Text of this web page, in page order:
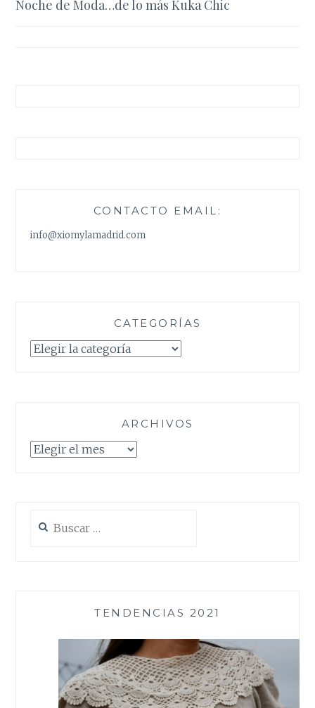
de
Noche de Moda…de lo más Kuka Chic
CONTACTO EMAIL:
info@xiomylamadrid.com
CATEGORÍAS
Categorías
ARCHIVOS
Archivos
TENDENCIAS 2021